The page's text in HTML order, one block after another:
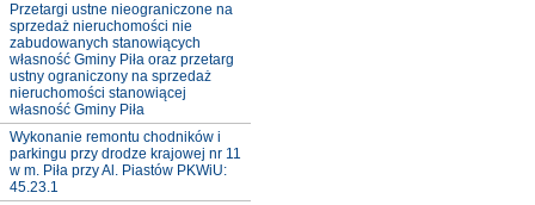
Przetargi ustne nieograniczone na
sprzedaż nieruchomości nie
zabudowanych stanowiących
własność Gminy Piła oraz przetarg
ustny ograniczony na sprzedaż
nieruchomości stanowiącej
własność Gminy Piła
Wykonanie remontu chodników i
parkingu przy drodze krajowej nr 11
w m. Piła przy Al. Piastów PKWiU:
45.23.1